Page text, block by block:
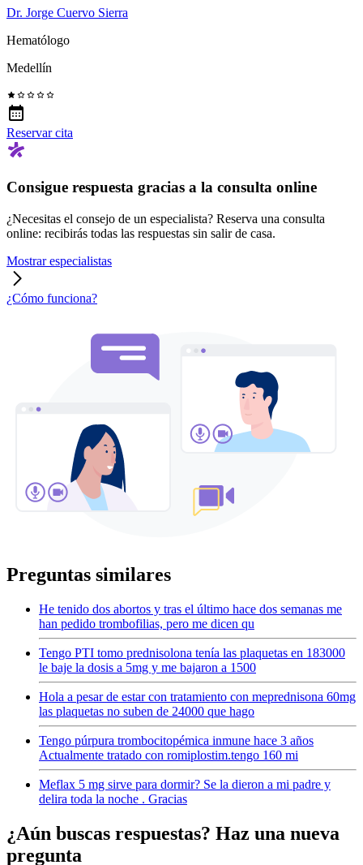
Dr. Jorge Cuervo Sierra
Hematólogo
Medellín
Reservar cita
Consigue respuesta gracias a la consulta online
¿Necesitas el consejo de un especialista? Reserva una consulta
online: recibirás todas las respuestas sin salir de casa.
Mostrar especialistas
¿Cómo funciona?
Preguntas similares
He tenido dos abortos y tras el último hace dos semanas me
han pedido trombofilias, pero me dicen qu
Tengo PTI tomo prednisolona tenía las plaquetas en 183000
le baje la dosis a 5mg y me bajaron a 1500
Hola a pesar de estar con tratamiento con meprednisona 60mg
las plaquetas no suben de 24000 que hago
Tengo púrpura trombocitopémica inmune hace 3 años
Actualmente tratado con romiplostim.tengo 160 mi
Meflax 5 mg sirve para dormir? Se la dieron a mi padre y
delira toda la noche . Gracias
¿Aún buscas respuestas? Haz una nueva
pregunta